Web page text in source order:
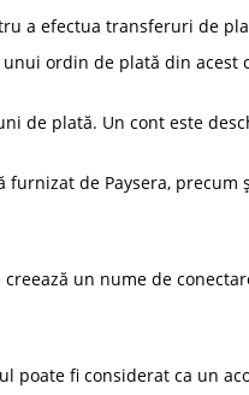
a efectua transferuri de
ordin de plată din acest
de plată. Un cont este
de Paysera, precum
un nume de
poate fi considerat ca un